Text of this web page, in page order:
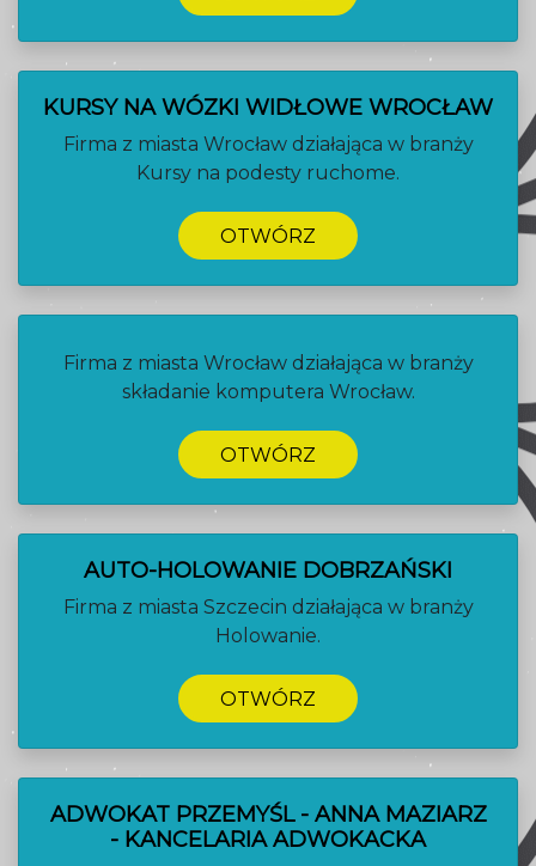
KURSY NA WÓZKI WIDŁOWE WROCŁAW
Firma z miasta Wrocław działająca w branży
Kursy na podesty ruchome.
OTWÓRZ
Firma z miasta Wrocław działająca w branży
składanie komputera Wrocław.
OTWÓRZ
AUTO-HOLOWANIE DOBRZAŃSKI
Firma z miasta Szczecin działająca w branży
Holowanie.
OTWÓRZ
ADWOKAT PRZEMYŚL - ANNA MAZIARZ
- KANCELARIA ADWOKACKA